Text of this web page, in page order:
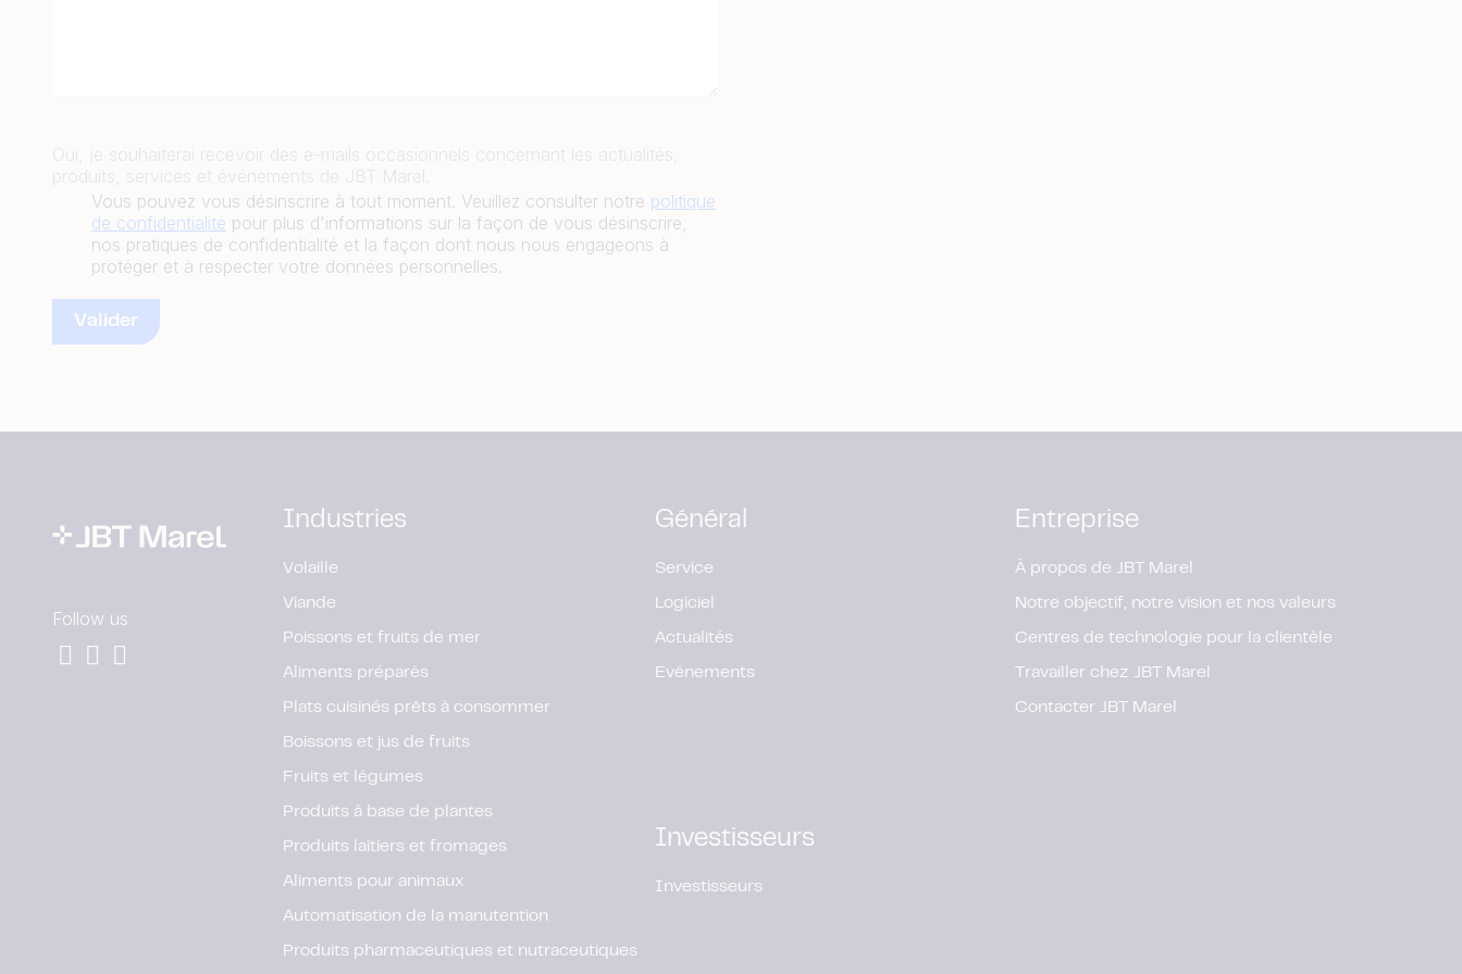
Vous pouvez vous désinscrire à tout moment. Veuillez consulter notre politique
de confidentialité pour plus d'informations sur la façon de vous désinscrire,
nos pratiques de confidentialité et la façon dont nous nous engageons à
protéger et à respecter votre données personnelles.
Follow us
Industries
Volaille
Viande
Poissons et fruits de mer
Aliments préparés
Plats cuisinés prêts à consommer
Boissons et jus de fruits
Fruits et légumes
Produits à base de plantes
Produits laitiers et fromages
Aliments pour animaux
Automatisation de la manutention
Produits pharmaceutiques et nutraceutiques
Général
Service
Logiciel
Actualités
Evénements
Entreprise
À propos de JBT Marel
Notre objectif, notre vision et nos valeurs
Centres de technologie pour la clientèle
Travailler chez JBT Marel
Contacter JBT Marel
Investisseurs
Investisseurs